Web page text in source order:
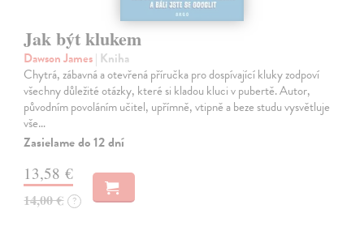
Jak být klukem
Dawson James| Kniha
Chytrá, zábavná a otevřená příručka pro dospívající kluky zodpoví
všechny důležité otázky, které si kladou kluci v pubertě. Autor,
původním povoláním učitel, upřímně, vtipně a beze studu vysvětluje
vše…
Zasielame do 12 dní
13,58 €
14,00 € ?